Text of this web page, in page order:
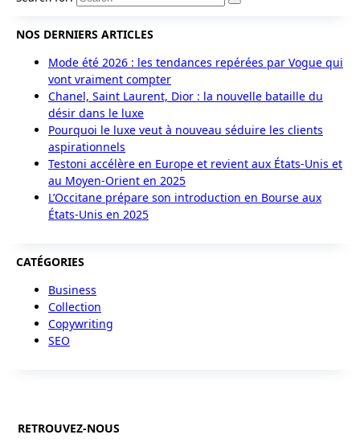
NOS DERNIERS ARTICLES
Mode été 2026 : les tendances repérées par Vogue qui
vont vraiment compter
Chanel, Saint Laurent, Dior : la nouvelle bataille du
désir dans le luxe
Pourquoi le luxe veut à nouveau séduire les clients
aspirationnels
Testoni accélère en Europe et revient aux États-Unis et
au Moyen-Orient en 2025
L’Occitane prépare son introduction en Bourse aux
États-Unis en 2025
CATÉGORIES
Business
Collection
Copywriting
SEO
RETROUVEZ-NOUS